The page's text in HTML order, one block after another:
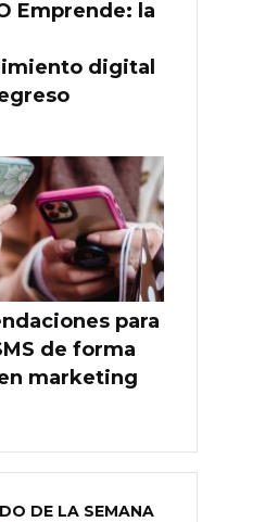
Emprende: la
digital
para
de forma
marketing
DE LA SEMANA